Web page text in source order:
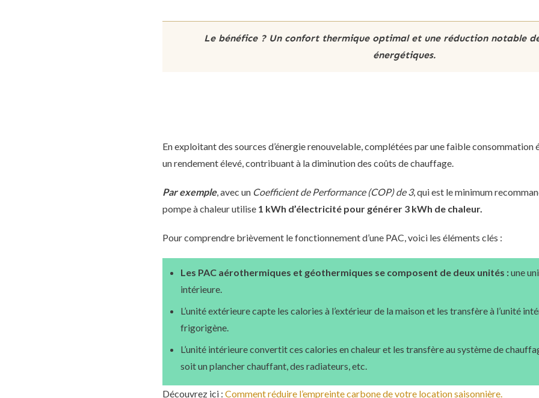
Le bénéfice ? Un confort thermique optimal et une réduction notable
énergétiques.
En exploitant des sources d’énergie renouvelable, complétées par une faible
un rendement élevé, contribuant à la diminution des coûts de chauffage.
Par exemple, avec un Coefficient de Performance (COP) de 3, qui est le minimum
pompe à chaleur utilise 1 kWh d’électricité pour générer 3 kWh de chaleur.
Pour comprendre brièvement le fonctionnement d’une PAC, voici les éléments clés :
Les PAC aérothermiques et géothermiques se composent de deux unités :une
intérieure.
L’unité extérieure capte les calories à l’extérieur de la maison et les transfère à l’unité
frigorigène.
L’unité intérieure convertit ces calories en chaleur et les transfère au système de
soit un plancher chauffant, des radiateurs, etc.
Découvrez ici : Comment réduire l’empreinte carbone de votre location saisonnière.